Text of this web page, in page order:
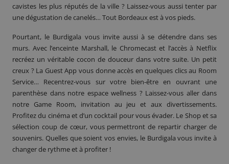
cavistes les plus réputés de la ville ? Laissez-vous aussi tenter par
une dégustation de canelés… Tout Bordeaux est à vos pieds.
Pourtant, le Burdigala vous invite aussi à se détendre dans ses
murs. Avec l’enceinte Marshall, le Chromecast et l’accès à Netflix
recréez un véritable cocon de douceur dans votre suite. Un petit
creux ? La Guest App vous donne accès en quelques clics au Room
Service… Recentrez-vous sur votre bien-être en ouvrant une
parenthèse dans notre espace wellness ? Laissez-vous aller dans
notre Game Room, invitation au jeu et aux divertissements.
Profitez du cinéma et d’un cocktail pour vous évader. Le Shop et sa
sélection coup de cœur, vous permettront de repartir charger de
souvenirs. Quelles que soient vos envies, le Burdigala vous invite à
changer de rythme et à profiter !